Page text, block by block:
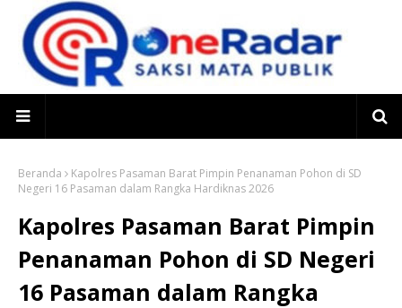
Beranda
Kapolres Pasaman Barat Pimpin Penanaman Pohon di SD
Negeri 16 Pasaman dalam Rangka Hardiknas 2026
Kapolres Pasaman Barat Pimpin
Penanaman Pohon di SD Negeri
16 Pasaman dalam Rangka